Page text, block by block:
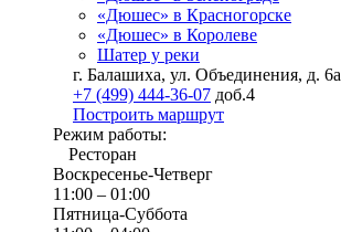
«Дюшес» в Красногорске
«Дюшес» в Королеве
Шатер у реки
г. Балашиха, ул. Объединения, д. 6а
+7 (499) 444-36-07 доб.4
Построить маршрут
Режим работы:
Ресторан
Воскресенье-Четверг
11:00 – 01:00
Пятница-Суббота